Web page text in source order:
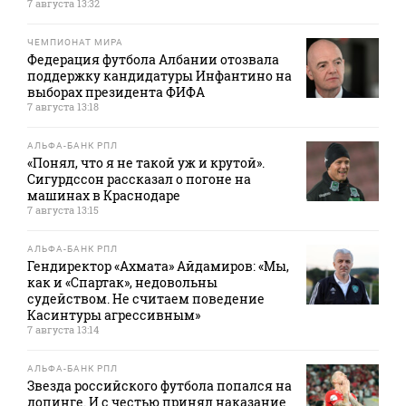
7 августа 13:32
ЧЕМПИОНАТ МИРА
Федерация футбола Албании отозвала
поддержку кандидатуры Инфантино на
выборах президента ФИФА
7 августа 13:18
АЛЬФА-БАНК РПЛ
«Понял, что я не такой уж и крутой».
Сигурдссон рассказал о погоне на
машинах в Краснодаре
7 августа 13:15
АЛЬФА-БАНК РПЛ
Гендиректор «Ахмата» Айдамиров: «Мы,
как и «Спартак», недовольны
судейством. Не считаем поведение
Касинтуры агрессивным»
7 августа 13:14
АЛЬФА-БАНК РПЛ
Звезда российского футбола попался на
допинге. И с честью принял наказание